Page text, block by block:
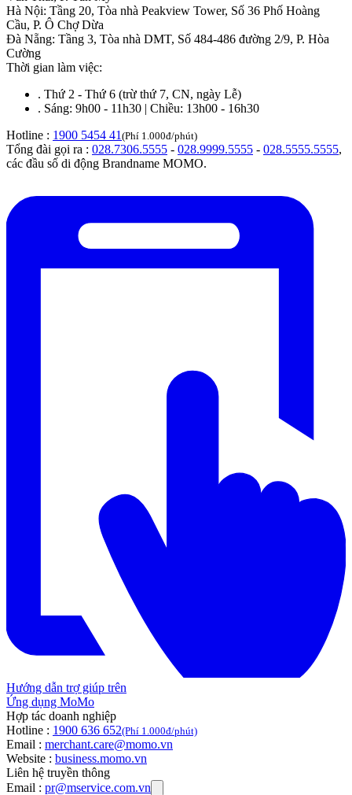
Hà Nội: Tầng 20, Tòa nhà Peakview Tower, Số 36 Phố Hoàng
Cầu, P. Ô Chợ Dừa
Đà Nẵng: Tầng 3, Tòa nhà DMT, Số 484-486 đường 2/9, P. Hòa
Cường
Thời gian làm việc:
. Thứ 2 - Thứ 6 (trừ thứ 7, CN, ngày Lễ)
. Sáng: 9h00 - 11h30 | Chiều: 13h00 - 16h30
Hotline : 1900 5454 41 (Phí 1.000đ/phút)
Tổng đài gọi ra : 028.7306.5555 - 028.9999.5555 - 028.5555.5555,
các đầu số di động Brandname MOMO.
Hướng dẫn trợ giúp trên
Ứng dụng MoMo
Hợp tác doanh nghiệp
Hotline : 1900 636 652(Phí 1.000đ/phút)
Email : merchant.care@momo.vn
Website : business.momo.vn
Liên hệ truyền thông
Email : pr@mservice.com.vn